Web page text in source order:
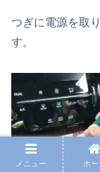
つぎに電源を取
す。
メニュー ホー